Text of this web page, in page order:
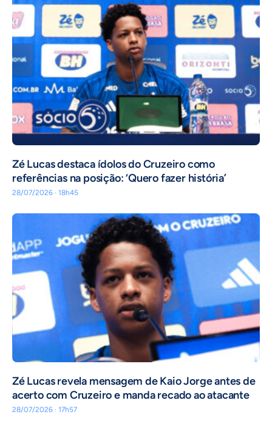
Zé Lucas destaca ídolos do Cruzeiro como
referências na posição: ‘Quero fazer história’
28/07/2026 · 18h45
Zé Lucas revela mensagem de Kaio Jorge antes de
acerto com Cruzeiro e manda recado ao atacante
28/07/2026 · 17h57